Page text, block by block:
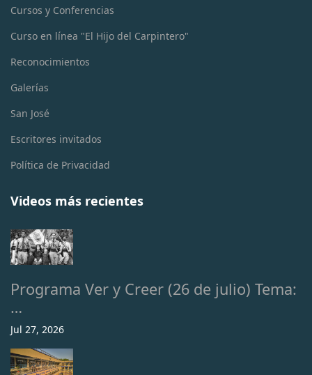
Cursos y Conferencias
Curso en línea "El Hijo del Carpintero"
Reconocimientos
Galerías
San José
Escritores invitados
Política de Privacidad
Videos más recientes
Programa Ver y Creer (26 de julio) Tema:
…
Jul 27, 2026